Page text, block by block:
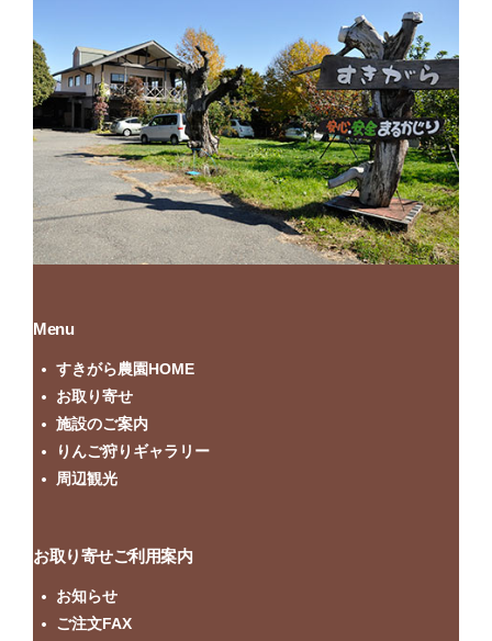
Menu
すきがら農園HOME
お取り寄せ
施設のご案内
りんご狩りギャラリー
周辺観光
お取り寄せご利用案内
お知らせ
ご注文FAX